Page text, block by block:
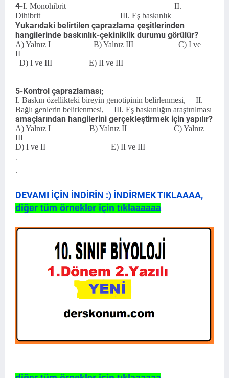
4-I. Monohibrit II.
Dihibrit III. Eş baskınlık
Yukarıdaki belirtilen çaprazlama çeşitlerinden
hangilerinde baskınlık-çekiniklik durumu görülür?
A) Yalnız I B) Yalnız III C) I ve
II
D) I ve III E) II ve III
5-Kontrol çaprazlaması;
I. Baskın özellikteki bireyin genotipinin belirlenmesi, II.
Bağlı genlerin belirlenmesi, III. Eş baskınlığın araştırılması
amaçlarından hangilerini gerçekleştirmek için yapılır?
A) Yalnız I B) Yalnız II C) Yalnız
III
D) I ve II E) II ve III
.
.
DEVAMI İÇİN İNDİRİN :) İNDİRMEK TIKLAAAA,
diğer tüm örnekler için tıklaaaaaa